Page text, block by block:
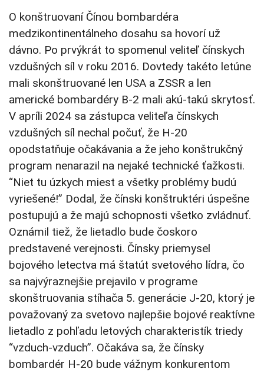
O konštruovaní Čínou bombardéra
medzikontinentálneho dosahu sa hovorí už
dávno. Po prvýkrát to spomenul veliteľ čínskych
vzdušných síl v roku 2016. Dovtedy takéto letúne
mali skonštruované len USA a ZSSR a len
americké bombardéry B-2 mali akú-takú skrytosť.
V apríli 2024 sa zástupca veliteľa čínskych
vzdušných síl nechal počuť, že H-20
opodstatňuje očakávania a že jeho konštrukčný
program nenarazil na nejaké technické ťažkosti.
“Niet tu úzkych miest a všetky problémy budú
vyriešené!” Dodal, že čínski konštruktéri úspešne
postupujú a že majú schopnosti všetko zvládnuť.
Oznámil tiež, že lietadlo bude čoskoro
predstavené verejnosti. Čínsky priemysel
bojového letectva má štatút svetového lídra, čo
sa najvýraznejšie prejavilo v programe
skonštruovania stíhača 5. generácie J-20, ktorý je
považovaný za svetovo najlepšie bojové reaktívne
lietadlo z pohľadu letových charakteristík triedy
“vzduch-vzduch”. Očakáva sa, že čínsky
bombardér H-20 bude vážnym konkurentom